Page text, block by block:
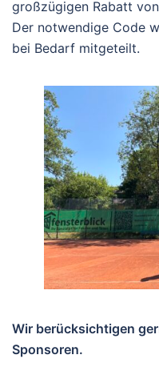
großzügigen Rabatt
Der notwendige Code
bei Bedarf mitgeteilt.
Wir berücksichtigen
Sponsoren.